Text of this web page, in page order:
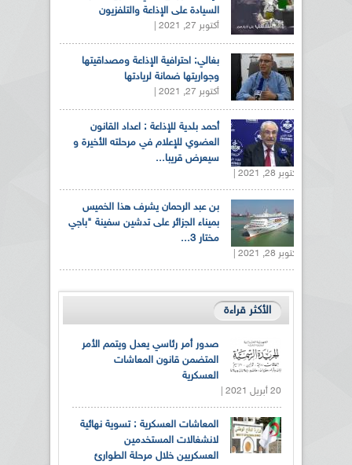
السيادة على الإذاعة والتلفزيون
أكتوبر 27, 2021 |
بغالي: احترافية الإذاعة ومصداقيتها
وجواريتها ضمانة لريادتها
أكتوبر 27, 2021 |
أحمد بلدية للإذاعة : اعداد القانون
العضوي للإعلام في مرحلته الأخيرة و
سيعرض قريبا...
أكتوبر 28, 2021 |
بن عبد الرحمان يشرف هذا الخميس
بميناء الجزائر على تدشين سفينة "باجي
مختار 3...
أكتوبر 28, 2021 |
الأكثر قراءة
صدور أمر رئاسي يعدل ويتمم الأمر
المتضمن قانون المعاشات
العسكرية
20 أبريل 2021 |
المعاشات العسكرية : تسوية نهائية
لانشغالات المستخدمين
العسكريين خلال مرحلة الطوارئ